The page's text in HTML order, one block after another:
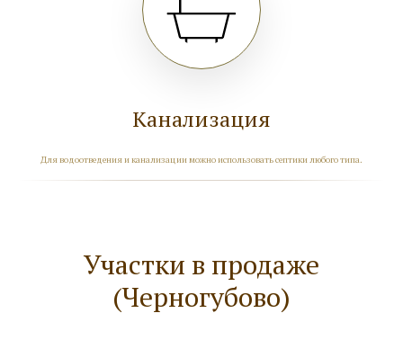
Канализация
Для водоотведения и канализации можно использовать септики любого типа.
Участки в продаже
(Черногубово)